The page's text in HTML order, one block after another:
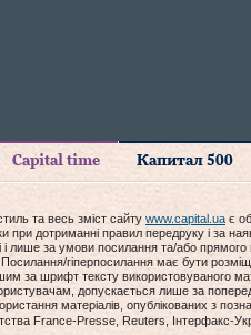
Capital time Капитал 500
та весь зміст сайту www.capital.ua є
при дотриманні правил передруку і за
і лише за умови посилання та/або
гіперпосилання має бути
за шрифт тексту використовуваного
допускається лише за
матеріалів, опублікованих з
France-Presse, Reuters, Інтерфакс-